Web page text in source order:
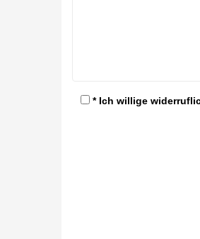
* Ich willige